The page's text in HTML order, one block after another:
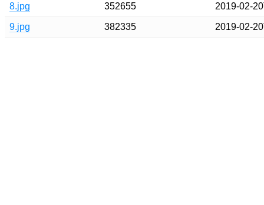
8.jpg 352655 2019-02-
9.jpg 382335 2019-02-